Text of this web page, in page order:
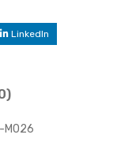
LinkedIn
M026